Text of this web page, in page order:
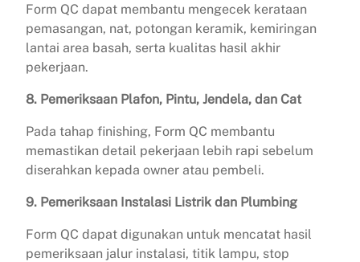
Form QC dapat membantu mengecek kerataan
pemasangan, nat, potongan keramik, kemiringan
lantai area basah, serta kualitas hasil akhir
pekerjaan.
8. Pemeriksaan Plafon, Pintu, Jendela, dan Cat
Pada tahap finishing, Form QC membantu
memastikan detail pekerjaan lebih rapi sebelum
diserahkan kepada owner atau pembeli.
9. Pemeriksaan Instalasi Listrik dan Plumbing
Form QC dapat digunakan untuk mencatat hasil
pemeriksaan jalur instalasi, titik lampu, stop